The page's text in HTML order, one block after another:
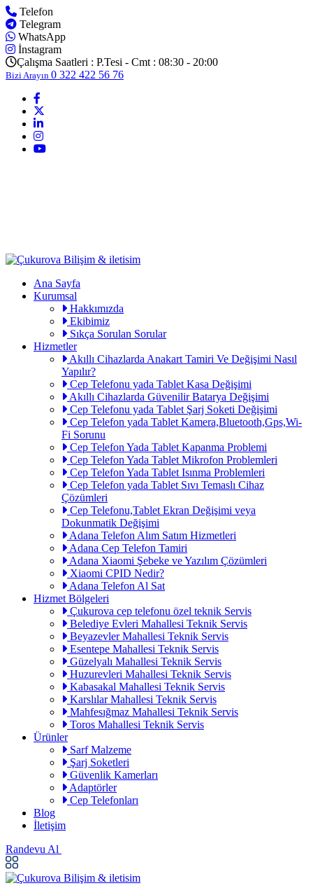
Telefon
Telegram
WhatsApp
İnstagram
Çalışma Saatleri : P.Tesi - Cmt : 08:30 - 20:00
Bizi Arayın 0 322 422 56 76
Ana Sayfa
Kurumsal
Hakkımızda
Ekibimiz
Sıkça Sorulan Sorular
Hizmetler
Akıllı Cihazlarda Anakart Tamiri Ve Değişimi Nasıl
Yapılır?
Cep Telefonu yada Tablet Kasa Değişimi
Akıllı Cihazlarda Güvenilir Batarya Değişimi
Cep Telefonu yada Tablet Şarj Soketi Değişimi
Cep Telefon yada Tablet Kamera,Bluetooth,Gps,Wi-
Fi Sorunu
Cep Telefon Yada Tablet Kapanma Problemi
Cep Telefon Yada Tablet Mikrofon Problemleri
Cep Telefon Yada Tablet Isınma Problemleri
Cep Telefon yada Tablet Sıvı Temaslı Cihaz
Çözümleri
Cep Telefonu,Tablet Ekran Değişimi veya
Dokunmatik Değişimi
Adana Telefon Alım Satım Hizmetleri
Adana Cep Telefon Tamiri
Adana Xiaomi Şebeke ve Yazılım Çözümleri
Xiaomi CPID Nedir?
Adana Telefon Al Sat
Hizmet Bölgeleri
Çukurova cep telefonu özel teknik Servis
Belediye Evleri Mahallesi Teknik Servis
Beyazevler Mahallesi Teknik Servis
Esentepe Mahallesi Teknik Servis
Güzelyalı Mahallesi Teknik Servis
Huzurevleri Mahallesi Teknik Servis
Kabasakal Mahallesi Teknik Servis
Karslılar Mahallesi Teknik Servis
Mahfesığmaz Mahallesi Teknik Servis
Toros Mahallesi Teknik Servis
Ürünler
Sarf Malzeme
Şarj Soketleri
Güvenlik Kamerları
Adaptörler
Cep Telefonları
Blog
İletişim
Randevu Al